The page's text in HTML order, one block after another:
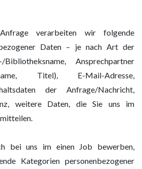
verarbeiten wir folgende
Daten – je nach Art der
Ansprechpartner
Titel), E-Mail-Adresse,
der Anfrage/Nachricht,
weitere Daten, die Sie uns im
bei uns im einen Job bewerben,
Kategorien personenbezogener